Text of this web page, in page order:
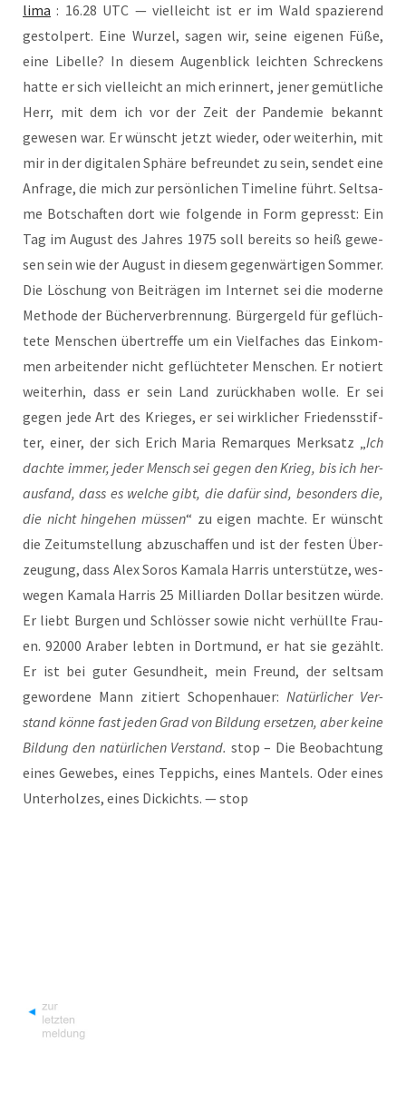
lima : 16.28 UTC — viel­leicht ist er im Wald spa­zie­rend
gestol­pert. Eine Wur­zel, sagen wir, sei­ne eige­nen Füße,
eine Libel­le? In die­sem Augen­blick leich­ten Schre­ckens
hat­te er sich viel­leicht an mich erin­nert, jener gemüt­li­che
Herr, mit dem ich vor der Zeit der Pan­de­mie bekannt
gewe­sen war. Er wünscht jetzt wie­der, oder wei­ter­hin, mit
mir in der digi­ta­len Sphä­re befreun­det zu sein, sen­det eine
Anfra­ge, die mich zur per­sön­li­chen Time­line führt. Selt­sa­
me Bot­schaf­ten dort wie fol­gen­de in Form gepresst: Ein
Tag im August des Jah­res 1975 soll bereits so heiß gewe­
sen sein wie der August in die­sem gegen­wär­ti­gen Som­mer.
Die Löschung von Bei­trä­gen im Inter­net sei die moder­ne
Metho­de der Bücher­ver­bren­nung. Bür­ger­geld für geflüch­
te­te Men­schen über­tref­fe um ein Viel­fa­ches das Ein­kom­
men arbei­ten­der nicht geflüch­te­ter Men­schen. Er notiert
wei­ter­hin, dass er sein Land zurück­ha­ben wol­le. Er sei
gegen jede Art des Krie­ges, er sei wirk­li­cher Frie­dens­stif­
ter, einer, der sich Erich Maria Remar­ques Merk­satz „Ich
dach­te immer, jeder Mensch sei gegen den Krieg, bis ich her­
aus­fand, dass es wel­che gibt, die dafür sind, beson­ders die,
die nicht hin­ge­hen müs­sen“ zu eigen mach­te. Er wünscht
die Zeit­um­stel­lung abzu­schaf­fen und ist der fes­ten Über­
zeu­gung, dass Alex Sor­os Kama­la Har­ris unter­stüt­ze, wes­
we­gen Kama­la Har­ris 25 Mil­li­ar­den Dol­lar besit­zen wür­de.
Er liebt Bur­gen und Schlös­ser sowie nicht ver­hüll­te Frau­
en. 92000 Ara­ber leb­ten in Dort­mund, er hat sie gezählt.
Er ist bei guter Gesund­heit, mein Freund, der selt­sam
gewor­de­ne Mann zitiert Scho­pen­hau­er: Natür­li­cher Ver­
stand kön­ne fast jeden Grad von Bil­dung erset­zen, aber kei­ne
Bil­dung den natür­li­chen Ver­stand. stop – Die Beob­ach­tung
eines Gewe­bes, eines Tep­pichs, eines Man­tels. Oder eines
Unter­hol­zes, eines Dickichts. — stop